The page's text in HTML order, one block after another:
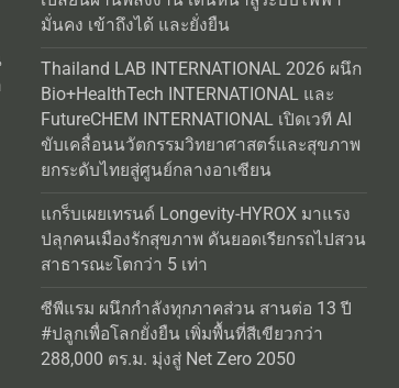
มั่นคง เข้าถึงได้ และยั่งยืน
Thailand LAB INTERNATIONAL 2026 ผนึก
Bio+HealthTech INTERNATIONAL และ
FutureCHEM INTERNATIONAL เปิดเวที AI
ขับเคลื่อนนวัตกรรมวิทยาศาสตร์และสุขภาพ
ยกระดับไทยสู่ศูนย์กลางอาเซียน
แกร็บเผยเทรนด์ Longevity-HYROX มาแรง
ปลุกคนเมืองรักสุขภาพ ดันยอดเรียกรถไปสวน
สาธารณะโตกว่า 5 เท่า
ซีพีแรม ผนึกกำลังทุกภาคส่วน สานต่อ 13 ปี
#ปลูกเพื่อโลกยั่งยืน เพิ่มพื้นที่สีเขียวกว่า
288,000 ตร.ม. มุ่งสู่ Net Zero 2050